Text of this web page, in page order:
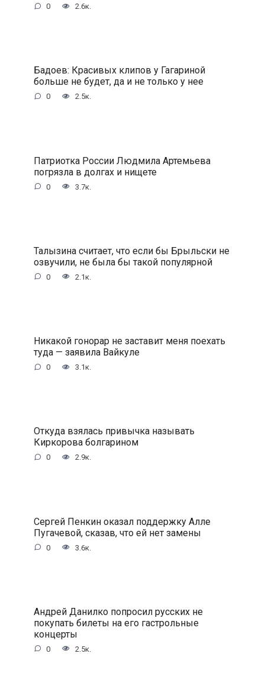
0 2.6к.
Бадоев: Красивых клипов у Гагариной
больше не будет, да и не только у нее
0 2.5к.
Патриотка России Людмила Артемьева
погрязла в долгах и нищете
0 3.7к.
Талызина считает, что если бы Брыльски не
озвучили, не была бы такой популярной
0 2.1к.
Никакой гонорар не заставит меня поехать
туда — заявила Вайкyле
0 3.1к.
Откуда взялась привычка называть
Киркорова болгарином
0 2.9к.
Сергей Пенкин оказал поддержку Алле
Пугачевой, сказав, что ей нет замены
0 3.6к.
Андрей Данилко попросил русских не
покупать билеты на его гастрольные
концерты
0 2.5к.